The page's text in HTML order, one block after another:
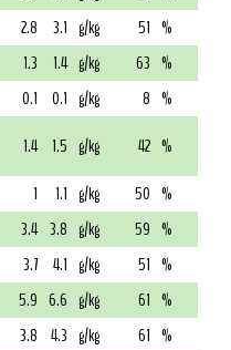
2.8 3.1 g/kg 51 %
1.3 1.4 g/kg 63 %
0.1 0.1 g/kg 8 %
1.4 1.5 g/kg 42 %
1 1.1 g/kg 50 %
3.4 3.8 g/kg 59 %
3.7 4.1 g/kg 51 %
5.9 6.6 g/kg 61 %
3.8 4.3 g/kg 61 %